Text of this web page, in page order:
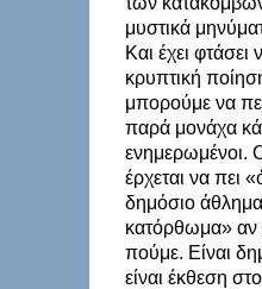
μυστικά
Και έχει φτάσει
κρυπτική
μπορούμε να
παρά μονάχα
ενημερωμένοι.
έρχεται να πει
δημόσιο
κατόρθωμα» αν
πούμε. Είναι
είναι έκθεση